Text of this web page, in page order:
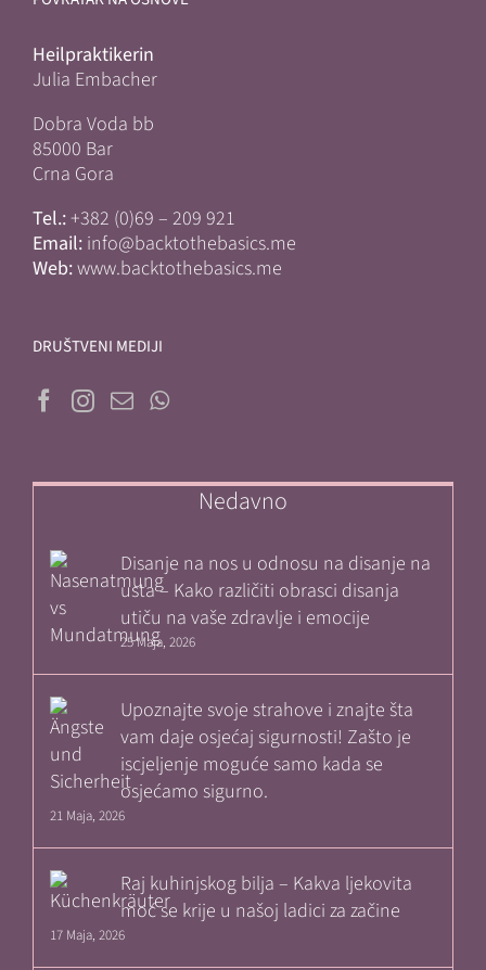
Heilpraktikerin
Julia Embacher
Dobra Voda bb
85000 Bar
Crna Gora
Tel.:+382 (0)69 – 209 921
Email: info@backtothebasics.me
Web:www.backtothebasics.me
DRUŠTVENI MEDIJI
Nedavno
Disanje na nos u odnosu na disanje na
usta – Kako različiti obrasci disanja
utiču na vaše zdravlje i emocije
25 Maja, 2026
Upoznajte svoje strahove i znajte šta
vam daje osjećaj sigurnosti! Zašto je
iscjeljenje moguće samo kada se
osjećamo sigurno.
21 Maja, 2026
Raj kuhinjskog bilja – Kakva ljekovita
moć se krije u našoj ladici za začine
17 Maja, 2026